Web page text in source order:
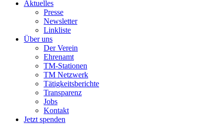
Aktuelles
Presse
Newsletter
Linkliste
Über uns
Der Verein
Ehrenamt
TM-Stationen
TM Netzwerk
Tätigkeitsberichte
Transparenz
Jobs
Kontakt
Jetzt spenden